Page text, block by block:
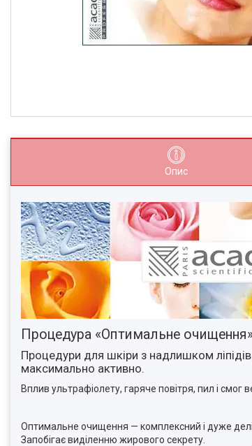
Опис
Процедура «Оптимальне
Процедури для шкіри з надлишком
максимально активно.
Вплив ультрафіолету, гаряче повітря, пил і
Оптимальне очищення — комплексний і дуже
Запобігає виділенню жирового секрету.